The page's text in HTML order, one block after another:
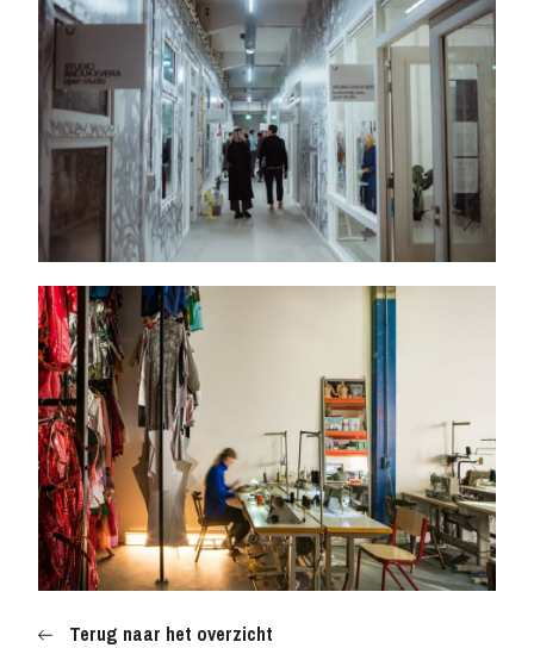
NL ENIT
Bank: IBAN NL 59 INGB 0006853075
BTW-nr: NL857161313B01
Kamer van Koophandel: 67752209
Terug naar het overzicht